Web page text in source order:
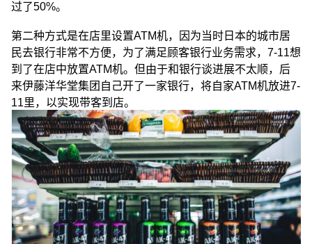
过了50%。
第二种方式是在店里设置ATM机，因为当时日本的城市居
民去银行非常不方便，为了满足顾客银行业务需求，7-11想
到了在店中放置ATM机。但由于和银行谈进展不太顺，后
来伊藤洋华堂集团自己开了一家银行，将自家ATM机放进7-
11里，以实现带客到店。